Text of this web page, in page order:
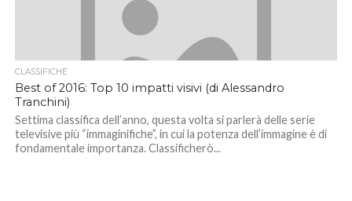
CLASSIFICHE
Best of 2016: Top 10 impatti visivi (di Alessandro
Tranchini)
Settima classifica dell’anno, questa volta si parlerà delle serie
televisive più “immaginifiche”, in cui la potenza dell’immagine è di
fondamentale importanza. Classificherò...